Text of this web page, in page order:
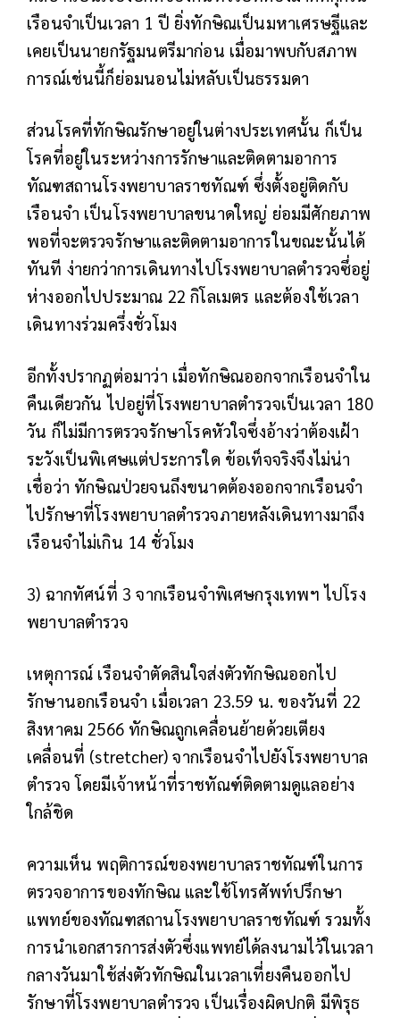
เรือนจำเป็นเวลา 1 ปี ยิ่งทักษิณเป็นมหาเศรษฐีและ
เคยเป็นนายกรัฐมนตรีมาก่อน เมื่อมาพบกับสภาพ
การณ์เช่นนี้ก็ย่อมนอนไม่หลับเป็นธรรมดา
ส่วนโรคที่ทักษิณรักษาอยู่ในต่างประเทศนั้น ก็เป็น
โรคที่อยู่ในระหว่างการรักษาและติดตามอาการ
ทัณฑสถานโรงพยาบาลราชทัณฑ์ ซึ่งตั้งอยู่ติดกับ
เรือนจำ เป็นโรงพยาบาลขนาดใหญ่ ย่อมมีศักยภาพ
พอที่จะตรวจรักษาและติดตามอาการในขณะนั้นได้
ทันที ง่ายกว่าการเดินทางไปโรงพยาบาลตำรวจซึ่อยู่
ห่างออกไปประมาณ 22 กิโลเมตร และต้องใช้เวลา
เดินทางร่วมครึ่งชั่วโมง
อีกทั้งปรากฏต่อมาว่า เมื่อทักษิณออกจากเรือนจำใน
คืนเดียวกัน ไปอยู่ที่โรงพยาบาลตำรวจเป็นเวลา 180
วัน ก็ไม่มีการตรวจรักษาโรคหัวใจซึ่งอ้างว่าต้องเฝ้า
ระวังเป็นพิเศษแต่ประการใด ข้อเท็จจริงจึงไม่น่า
เชื่อว่า ทักษิณป่วยจนถึงขนาดต้องออกจากเรือนจำ
ไปรักษาที่โรงพยาบาลตำรวจภายหลังเดินทางมาถึง
เรือนจำไม่เกิน 14 ชั่วโมง
3) ฉากทัศน์ที่ 3 จากเรือนจำพิเศษกรุงเทพฯ ไปโรง
พยาบาลตำรวจ
เหตุการณ์ เรือนจำตัดสินใจส่งตัวทักษิณออกไป
รักษานอกเรือนจำ เมื่อเวลา 23.59 น. ของวันที่ 22
สิงหาคม 2566 ทักษิณถูกเคลื่อนย้ายด้วยเตียง
เคลื่อนที่ (stretcher) จากเรือนจำไปยังโรงพยาบาล
ตำรวจ โดยมีเจ้าหน้าที่ราชทัณฑ์ติดตามดูแลอย่าง
ใกล้ชิด
ความเห็น พฤติการณ์ของพยาบาลราชทัณฑ์ในการ
ตรวจอาการของทักษิณ และใช้โทรศัพท์ปรึกษา
แพทย์ของทัณฑสถานโรงพยาบาลราชทัณฑ์ รวมทั้ง
การนำเอกสารการส่งตัวซึ่งแพทย์ได้ลงนามไว้ในเวลา
กลางวันมาใช้ส่งตัวทักษิณในเวลาเที่ยงคืนออกไป
รักษาที่โรงพยาบาลตำรวจ เป็นเรื่องผิดปกติ มีพิรุธ